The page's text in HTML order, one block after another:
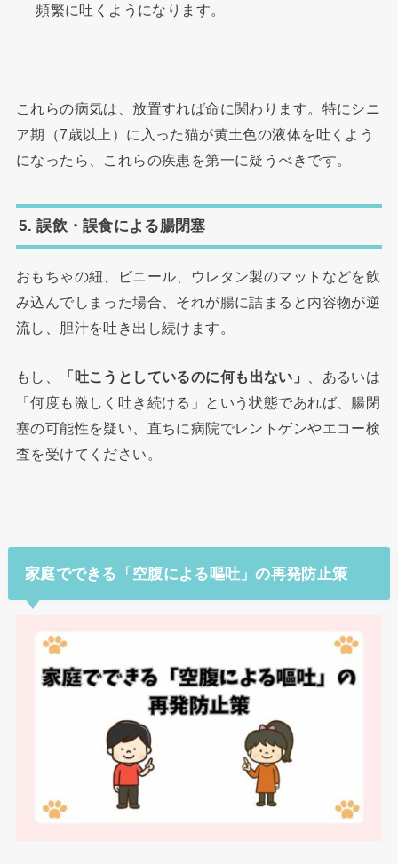
頻繁に吐くようになります。
これらの病気は、放置すれば命に関わります。特にシニ
ア期（7歳以上）に入った猫が黄土色の液体を吐くよう
になったら、これらの疾患を第一に疑うべきです。
5. 誤飲・誤食による腸閉塞
おもちゃの紐、ビニール、ウレタン製のマットなどを飲
み込んでしまった場合、それが腸に詰まると内容物が逆
流し、胆汁を吐き出し続けます。
もし、 「吐こうとしているのに何も出ない」
、あるいは
「何度も激しく吐き続ける」という状態であれば、腸閉
塞の可能性を疑い、直ちに病院でレントゲンやエコー検
査を受けてください。
家庭でできる「空腹による嘔吐」の再発防止策